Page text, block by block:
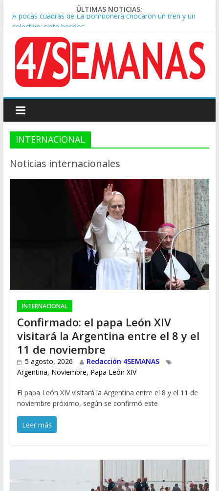
ÚLTIMAS NOTICIAS:
A pocas cuadras de La Bombonera chocaron un tren y un
colectivo: siete heridos
sindicatos y organizaciones sociales
Pesar por la muerte de Leandro Rud, histórico representante
y conductor de TV
Tras la aprobación de la ley de propiedad privada, Bullrich
apuntó: “Vino un poco endiablada”
Causa AFA: el juez Amarante calificó de “ficción judicial” el
traslado del expediente a Campana
INTERNACIONAL
Noticias internacionales
INTERNACIONAL
Confirmado: el papa León XIV
visitará la Argentina entre el 8 y el
11 de noviembre
5 agosto, 2026
Redacción 4SEMANAS
Argentina, Noviembre, Papa León XIV
El papa León XIV visitará la Argentina entre el 8 y el 11 de
noviembre próximo, según se confirmó este
Leer más